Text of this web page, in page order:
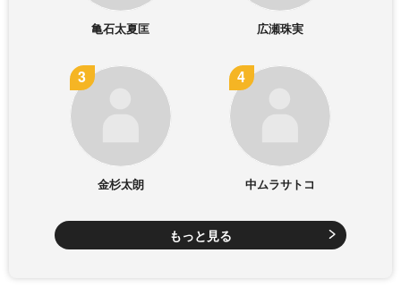
亀石太夏匡 広瀬珠実
金杉太朗 中ムラサトコ
もっと見る